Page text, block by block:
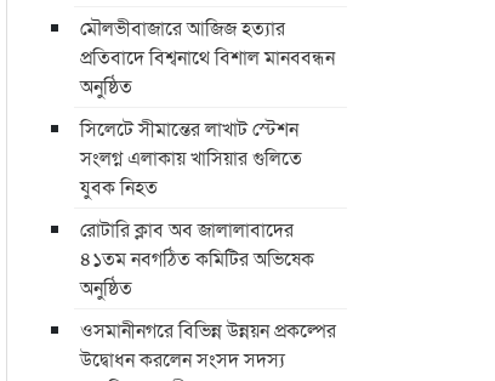
মৌলভীবাজারে আজিজ হত্যার
প্রতিবাদে বিশ্বনাথে বিশাল মানববন্ধন
অনুষ্ঠিত
সিলেটে সীমান্তের লাখাট স্টেশন
সংলগ্ন এলাকায় খাসিয়ার গুলিতে
যুবক নিহত
রোটারি ক্লাব অব জালালাবাদের
৪১তম নবগঠিত কমিটির অভিষেক
অনুষ্ঠিত
ওসমানীনগরে বিভিন্ন উন্নয়ন প্রকল্পের
উদ্বোধন করলেন সংসদ সদস্য